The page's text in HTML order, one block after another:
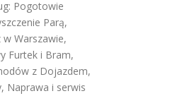
Pogotowie
Parą,
w Warszawie,
Furtek i Bram,
z Dojazdem,
, Naprawa i serwis